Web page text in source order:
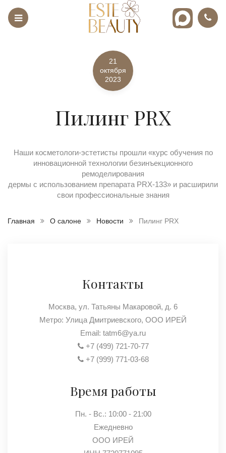
21
октября
2023
Пилинг PRX
Наши косметологи-эстетисты прошли «курс обучения по
инновационной технологии безинъекционного
ремоделирования
дермы с использованием препарата PRX-133» и расширили
свои профессиональные знания
Главная О салоне Новости Пилинг PRX
Контакты
Москва, ул. Татьяны Макаровой, д. 6
Метро: Улица Дмитриевского, ООО ИРЕЙ
Email: tatm6@ya.ru
+7 (499) 721-70-77
+7 (999) 771-03-68
Время работы
Пн. - Вс.: 10:00 - 21:00
Ежедневно
ООО ИРЕЙ